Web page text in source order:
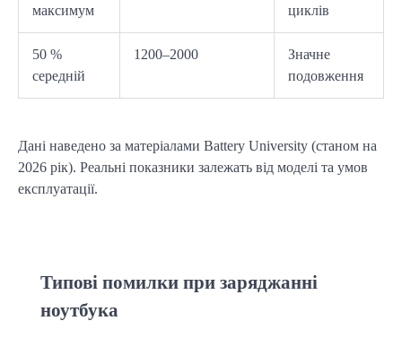
максимум
циклів
50 %
середній
1200–2000
Значне
подовження
Дані наведено за матеріалами Battery University (станом на
2026 рік). Реальні показники залежать від моделі та умов
експлуатації.
Типові помилки при заряджанні
ноутбука